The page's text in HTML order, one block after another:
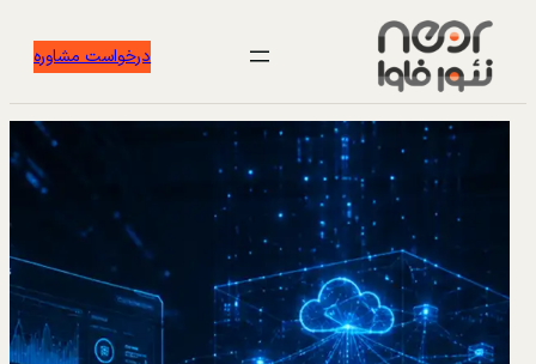
درخواست مشاوره